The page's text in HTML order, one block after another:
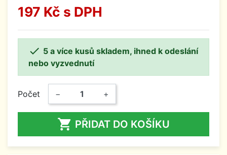
197 Kč s DPH
 5 a více kusů skladem, ihned k odeslání
nebo vyzvednutí
Počet − +
 PŘIDAT DO KOŠÍKU